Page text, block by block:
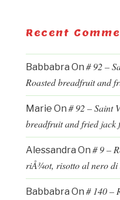
Recent
Babbabra On # 92 –
Roasted breadfruit and
Marie On # 92 – Saint
breadfruit and fried jack
Alessandra On # 9 –
riÅ¾ot, risotto al nero di
Babbabra On # 140 –